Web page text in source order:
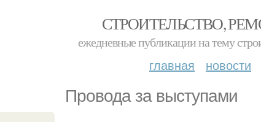
СТРОИТЕЛЬСТВО,
ежедневные публикации на тему
главная новости
Провода за выступами